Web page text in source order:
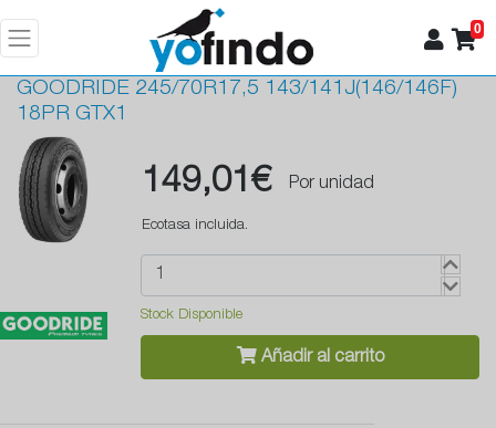
0
GOODRIDE 245/70R17,5 143/141J(146/146F)
18PR GTX1
149,01€ Por unidad
Ecotasa incluida.
Stock Disponible
Añadir al carrito